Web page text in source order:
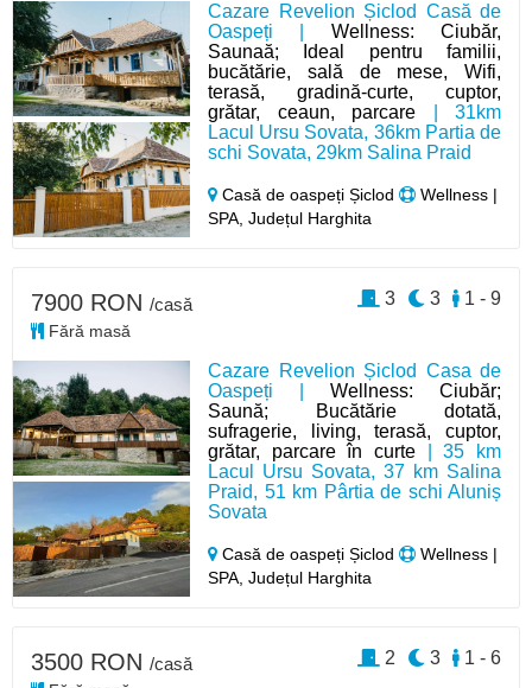
Cazare Revelion Șiclod Casă de
Oaspeți | Wellness: Ciubăr,
Saunaă; Ideal pentru familii,
bucătărie, sală de mese, Wifi,
terasă, gradină-curte, cuptor,
grătar, ceaun, parcare | 31km
Lacul Ursu Sovata, 36km Partia de
schi Sovata, 29km Salina Praid
Casă de oaspeți Șiclod
Wellness |
SPA, Județul Harghita
Cazare Revelion Șiclod Casa de
Oaspeți |Wellness: Ciubăr;
Saună; Bucătărie dotată,
sufragerie, living, terasă, cuptor,
grătar, parcare în curte | 35 km
Lacul Ursu Sovata, 37 km Salina
Praid, 51 km Pârtia de schi Aluniș
Sovata
Casă de oaspeți Șiclod
Wellness |
SPA, Județul Harghita
7900 RON /casă
Fără masă
1 - 9
3
3
3500 RON /casă 1 - 6
3
2